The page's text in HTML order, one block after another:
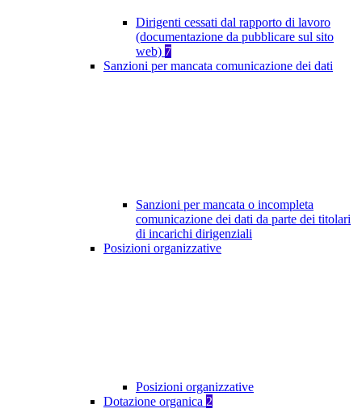
Dirigenti cessati dal rapporto di lavoro
(documentazione da pubblicare sul sito
web) 7
Sanzioni per mancata comunicazione dei dati
Sanzioni per mancata o incompleta
comunicazione dei dati da parte dei titolari
di incarichi dirigenziali
Posizioni organizzative
Posizioni organizzative
Dotazione organica 2